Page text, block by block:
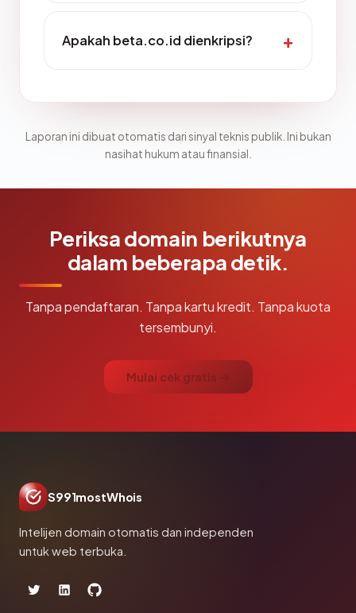
Apakah beta.co.id dienkripsi?
Laporan ini dibuat otomatis dari sinyal teknis publik. Ini bukan
nasihat hukum atau finansial.
Periksa domain berikutnya
dalam beberapa detik.
Tanpa pendaftaran. Tanpa kartu kredit. Tanpa kuota
tersembunyi.
Mulai cek gratis →
S991mostWhois
Intelijen domain otomatis dan independen
untuk web terbuka.